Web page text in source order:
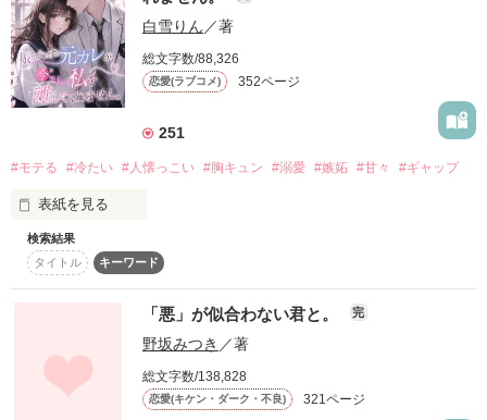
詳しく検索
タイトル キーワード 作家名 表紙コメント
あらすじ
ジャンル
全て 完結
白雪りん ／著
総文字数/88,326
恋愛(ラブコメ) 352ページ
251
#モテる #冷たい #人懐っこい #胸キュン #溺愛 #嫉妬 #甘々 #ギャップ
表紙を見る
「好きだったから、別れを選んだ。」
モテる人を好きになるのが怖かった。
だから私は、中学時代に大好きだった彼を自分から振った。
もう会うことはないと思っていたのに、
高校生になって再会した彼は、隣の学校で”王子様”と呼ばれる
人気者になっていた。
検索結果
タイトル
キーワード
「悪」が似合わない君と。 完
野坂みつき ／著
総文字数/138,828
恋愛(キケン・ダーク・不良) 321ページ